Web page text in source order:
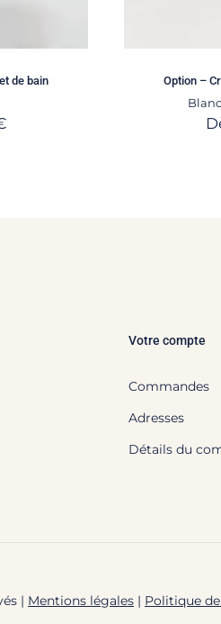
de bain Option –
Votre compte
Commandes
Adresses
Détails du
| Mentions légales | Politique